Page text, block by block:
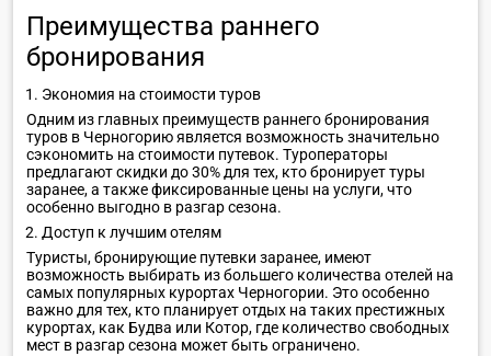
Преимущества раннего
бронирования
Экономия на стоимости туров
Одним из главных преимуществ раннего бронирования
туров в Черногорию является возможность значительно
сэкономить на стоимости путевок. Туроператоры
предлагают скидки до 30% для тех, кто бронирует туры
заранее, а также фиксированные цены на услуги, что
особенно выгодно в разгар сезона.
Доступ к лучшим отелям
Туристы, бронирующие путевки заранее, имеют
возможность выбирать из большего количества отелей на
самых популярных курортах Черногории. Это особенно
важно для тех, кто планирует отдых на таких престижных
курортах, как Будва или Котор, где количество свободных
мест в разгар сезона может быть ограничено.